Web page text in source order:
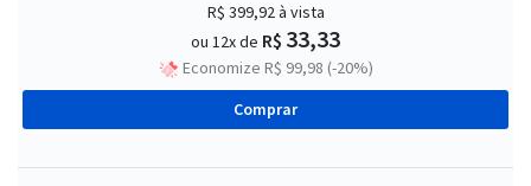
R$ 399,92à vista
ou 12x de R$ 33,33
Economize R$ 99,98 (-20%)
Comprar